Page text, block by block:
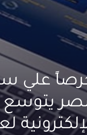
علي
يتوسع